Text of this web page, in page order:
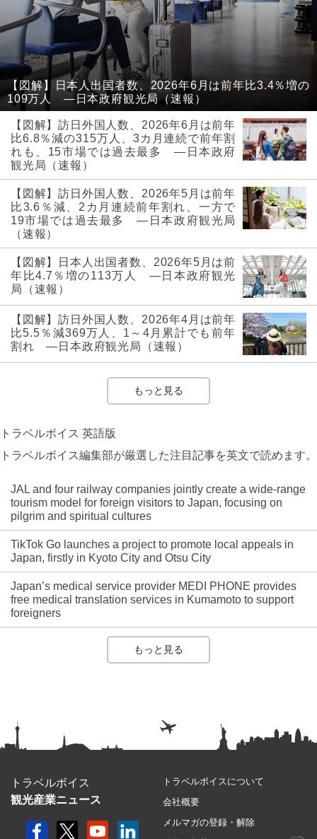
【図解】日本人出国者数、2026年6月は前年比3.4％増の
109万人 ―日本政府観光局（速報）
【図解】訪日外国人数、2026年6月は前年
比6.8％減の315万人、3カ月連続で前年割
れも、15市場では過去最多 ―日本政府
観光局（速報）
【図解】訪日外国人数、2026年5月は前年
比3.6％減、2カ月連続前年割れ、一方で
19市場では過去最多 ―日本政府観光局
（速報）
【図解】日本人出国者数、2026年5月は前
年比4.7％増の113万人 ―日本政府観光
局（速報）
【図解】訪日外国人数、2026年4月は前年
比5.5％減369万人、1～4月累計でも前年
割れ ―日本政府観光局（速報）
もっと見る
トラベルボイス 英語版
トラベルボイス編集部が厳選した注目記事を英文で読めます。
JAL and four railway companies jointly create a wide-range
tourism model for foreign visitors to Japan, focusing on
pilgrim and spiritual cultures
TikTok Go launches a project to promote local appeals in
Japan, firstly in Kyoto City and Otsu City
Japan’s medical service provider MEDI PHONE provides
free medical translation services in Kumamoto to support
foreigners
もっと見る
トラベルボイス
観光産業ニュース
トラベルボイスについて
会社概要
メルマガの登録・解除